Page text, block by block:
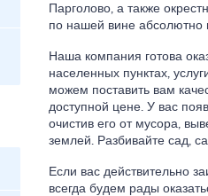
Парголово, а также
по нашей вине абсолютно
Наша компания готова
населенных пунктах,
можем поставить вам
доступной цене. У вас
очистив его от мусора,
землей. Разбивайте сад,
Если вас действительно
всегда будем рады